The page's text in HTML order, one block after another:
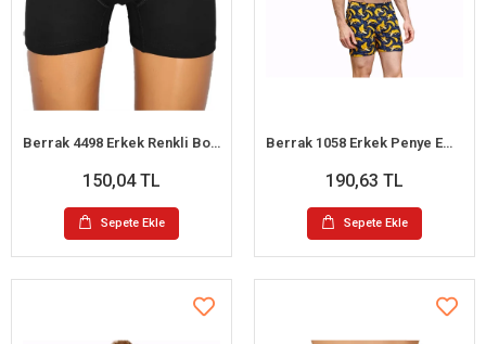
Berrak 4498 Erkek Renkli Boxer
150,04 TL
Sepete Ekle
Berrak 1058 Erkek Penye Emprime Boxer
190,63 TL
Sepete Ekle